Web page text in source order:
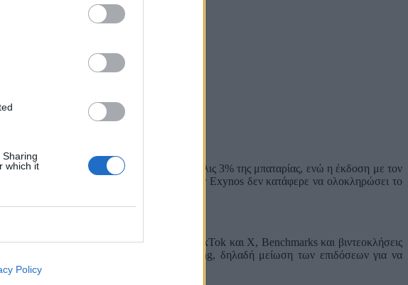
which it
Policy
τον Snapdragon 8 Elite Gen 5 έχασε μόλις 3% της μπαταρίας, ενώ η έκδοση με τον
Εδώ όμως η συσκευή με τον Exynos δεν κατάφερε να ολοκληρώσει το
λέει η Πειραιώς
Δοκιμές έγιναν σε Google Maps, TikTok και X, Benchmarks και βιντεοκλήσεις
πως έχει και περισσότερο throttling, δηλαδή μείωση των επιδόσεων για να